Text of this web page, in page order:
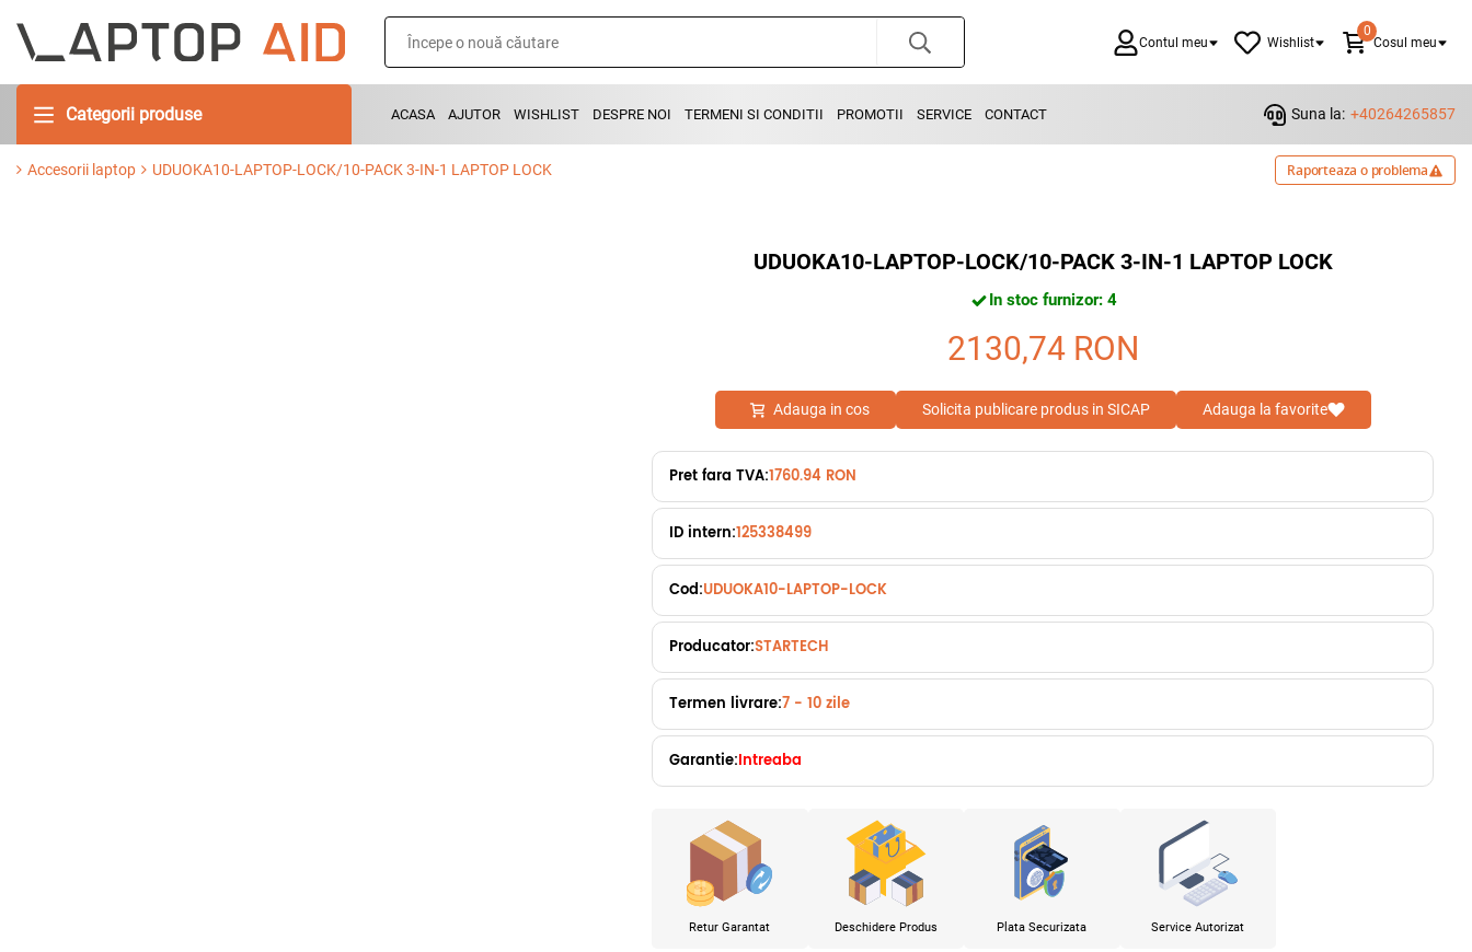
Contul meu Wishlist
0
Cosul meu
Categorii produse ACASA AJUTOR WISHLIST DESPRE NOI TERMENI SI CONDITII PROMOTII SERVICE CONTACT Suna la: +40264265857
Accesorii laptop UDUOKA10-LAPTOP-LOCK/10-PACK 3-IN-1 LAPTOP LOCK Raporteaza o problema
UDUOKA10-LAPTOP-LOCK/10-PACK 3-IN-1 LAPTOP LOCK
In stoc furnizor: 4
2130,74 RON
Adauga in cos Solicita publicare produs in SICAP Adauga la favorite
Pret fara TVA:1760.94 RON
ID intern:125338499
Cod:UDUOKA10-LAPTOP-LOCK
Producator:STARTECH
Termen livrare:7 - 10 zile
Garantie:Intreaba
Retur Garantat Deschidere Produs Plata Securizata Service Autorizat